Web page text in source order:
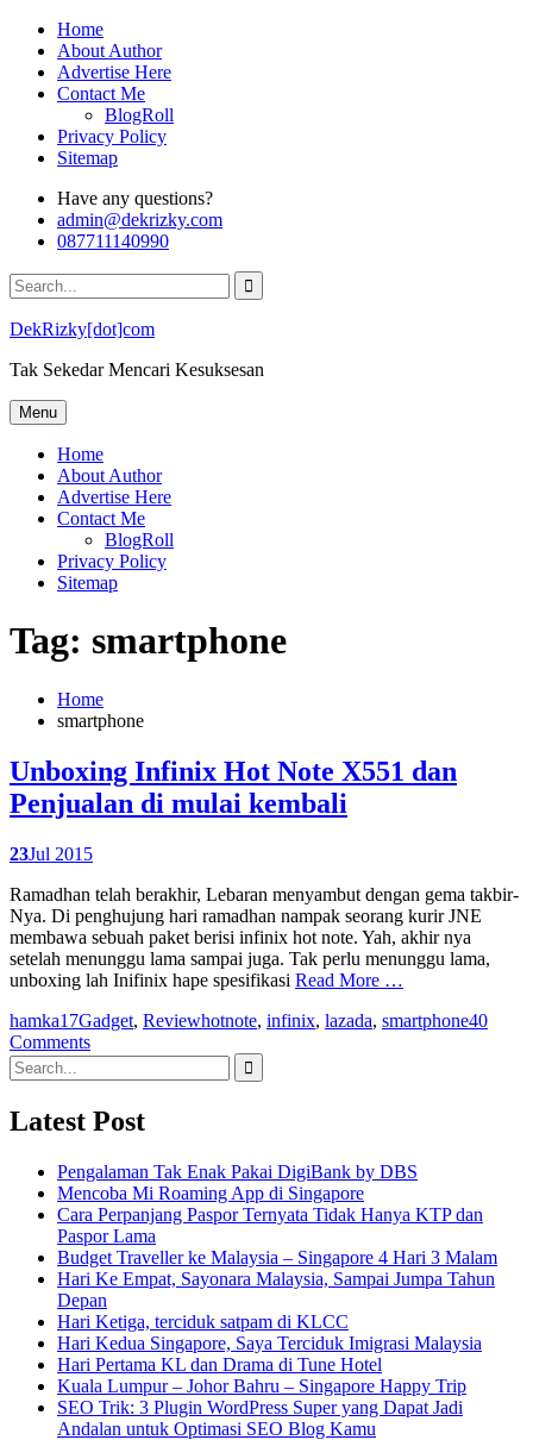
Skip
content
Home
About Author
Advertise Here
Contact Me
BlogRoll
Privacy Policy
Sitemap
Have any questions?
admin@dekrizky.com
087711140990
Search
for:
DekRizky[dot]com
Tak Sekedar Mencari Kesuksesan
Menu
Home
About Author
Advertise Here
Contact Me
BlogRoll
Privacy Policy
Sitemap
Tag: smartphone
Home
smartphone
Unboxing Infinix Hot Note X551 dan
Penjualan di mulai kembali
23Jul 2015
Ramadhan telah berakhir, Lebaran menyambut dengan gema takbir-
Nya. Di penghujung hari ramadhan nampak seorang kurir JNE
membawa sebuah paket berisi infinix hot note. Yah, akhir nya
setelah menunggu lama sampai juga. Tak perlu menunggu lama,
unboxing lah Inifinix hape spesifikasi Read More …
hamka17Gadget, Reviewhotnote, infinix, lazada, smartphone40
Comments
Search
for:
Latest Post
Pengalaman Tak Enak Pakai DigiBank by DBS
Mencoba Mi Roaming App di Singapore
Cara Perpanjang Paspor Ternyata Tidak Hanya KTP dan
Paspor Lama
Budget Traveller ke Malaysia – Singapore 4 Hari 3 Malam
Hari Ke Empat, Sayonara Malaysia, Sampai Jumpa Tahun
Depan
Hari Ketiga, terciduk satpam di KLCC
Hari Kedua Singapore, Saya Terciduk Imigrasi Malaysia
Hari Pertama KL dan Drama di Tune Hotel
Kuala Lumpur – Johor Bahru – Singapore Happy Trip
SEO Trik: 3 Plugin WordPress Super yang Dapat Jadi
Andalan untuk Optimasi SEO Blog Kamu